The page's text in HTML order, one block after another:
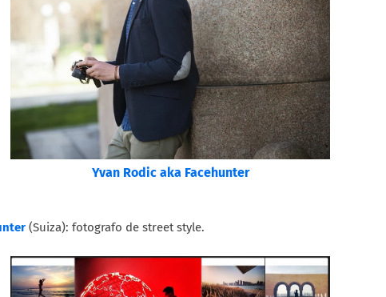
Yvan Rodic aka Facehunter
(Suiza): fotografo de street style.